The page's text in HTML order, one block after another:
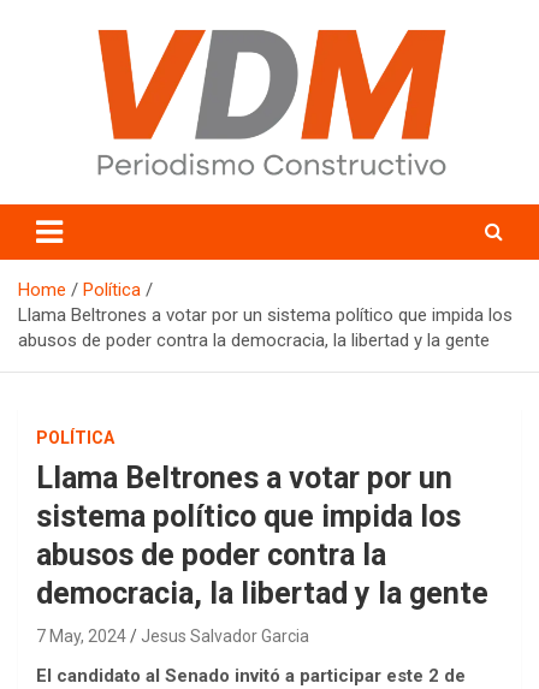
valledelmayo.com
Home
Política
Llama Beltrones a votar por un sistema político que impida los
abusos de poder contra la democracia, la libertad y la gente
POLÍTICA
Llama Beltrones a votar por un
sistema político que impida los
abusos de poder contra la
democracia, la libertad y la gente
7 May, 2024 Jesus Salvador Garcia
El candidato al Senado invitó a participar este 2 de